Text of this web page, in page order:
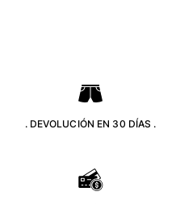
Clásico
Clásico ultra ligero
Camiseta de baño
Trajes de baño mágicos
. DEVOLUCIÓN EN 30 DÍAS .